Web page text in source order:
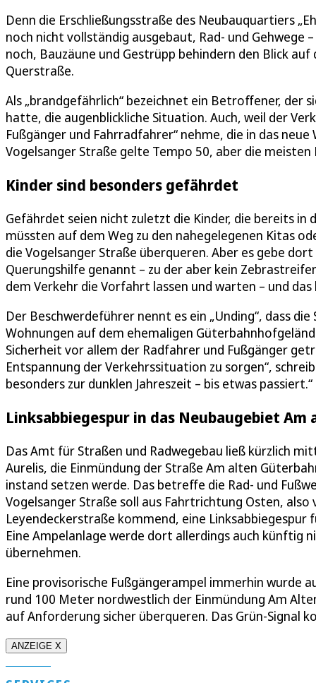
Denn die Erschließungsstraße des Neubauquartiers
noch nicht vollständig ausgebaut, Rad- und Gehwege
noch, Bauzäune und Gestrüpp behindern den Blick
Querstraße.
Als „brandgefährlich“ bezeichnet ein Betroffener, der
hatte, die augenblickliche Situation. Auch, weil der
Fußgänger und Fahrradfahrer“ nehme, die in das
Vogelsanger Straße gelte Tempo 50, aber die
Kinder sind besonders gefährdet
Gefährdet seien nicht zuletzt die Kinder, die bereits
müssten auf dem Weg zu den nahegelegenen Kitas
die Vogelsanger Straße überqueren. Aber es gebe
Querungshilfe genannt – zu der aber kein
dem Verkehr die Vorfahrt lassen und warten – und das
Der Beschwerdeführer nennt es ein „Unding“, dass
Wohnungen auf dem ehemaligen
Sicherheit vor allem der Radfahrer und Fußgänger
Entspannung der Verkehrssituation zu sorgen“,
besonders zur dunklen Jahreszeit – bis etwas passiert.“
Linksabbiegespur in das Neubaugebiet
Das Amt für Straßen und Radwegebau ließ kürzlich
Aurelis, die Einmündung der Straße Am alten
instand setzen werde. Das betreffe die Rad- und
Vogelsanger Straße soll aus Fahrtrichtung Osten,
Leyendeckerstraße kommend, eine
Eine Ampelanlage werde dort allerdings auch künftig
übernehmen.
Eine provisorische Fußgängerampel immerhin wurde
rund 100 Meter nordwestlich der Einmündung Am
auf Anforderung sicher überqueren. Das Grün-Signal
ANZEIGE X